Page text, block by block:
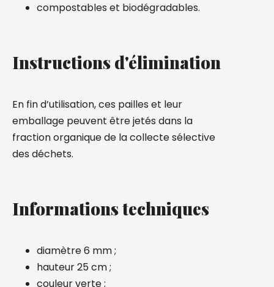
compostables et biodégradables.
Instructions d'élimination
En fin d’utilisation, ces pailles et leur
emballage peuvent être jetés dans la
fraction organique de la collecte sélective
des déchets.
Informations techniques
diamètre 6 mm ;
hauteur 25 cm ;
couleur verte ;